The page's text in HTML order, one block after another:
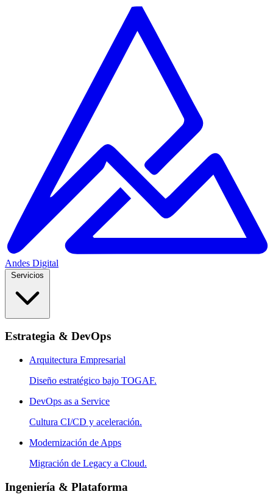
Andes Digital
Estrategia & DevOps
Arquitectura Empresarial
Diseño estratégico bajo TOGAF.
DevOps as a Service
Cultura CI/CD y aceleración.
Modernización de Apps
Migración de Legacy a Cloud.
Ingeniería & Plataforma